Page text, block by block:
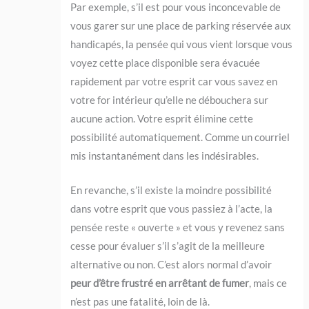
Par exemple, s’il est pour vous inconcevable de
vous garer sur une place de parking réservée aux
handicapés, la pensée qui vous vient lorsque vous
voyez cette place disponible sera évacuée
rapidement par votre esprit car vous savez en
votre for intérieur qu’elle ne débouchera sur
aucune action. Votre esprit élimine cette
possibilité automatiquement. Comme un courriel
mis instantanément dans les indésirables.
En revanche, s’il existe la moindre possibilité
dans votre esprit que vous passiez à l’acte, la
pensée reste « ouverte » et vous y revenez sans
cesse pour évaluer s’il s’agit de la meilleure
alternative ou non. C’est alors normal d’avoir
peur d’être frustré en arrêtant de fumer, mais ce
n’est pas une fatalité, loin de là.